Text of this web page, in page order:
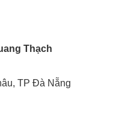
Thạch
TP Đà Nẵng